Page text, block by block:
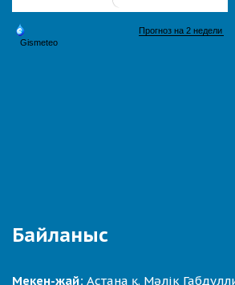
Байланыс
Мекен-жай: Астана қ. Мәлік